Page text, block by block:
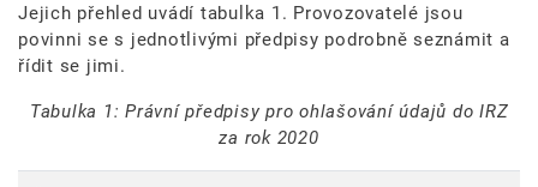
Jejich přehled uvádí tabulka 1. Provozovatelé jsou
povinni se s jednotlivými předpisy podrobně seznámit a
řídit se jimi.
Tabulka 1: Právní předpisy pro ohlašování údajů do IRZ
za rok 2020